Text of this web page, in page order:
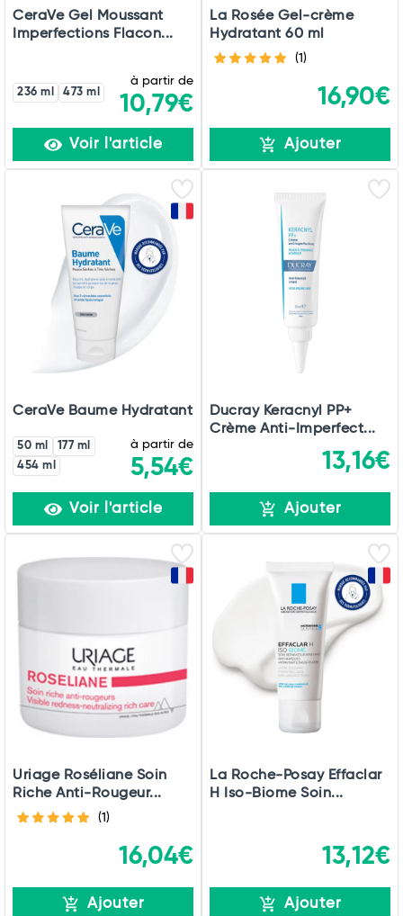
CeraVe Gel Moussant
Imperfections Flacon...
236 ml 473 ml
à partir de
10,79€
Voir l'article
La Rosée Gel-crème
Hydratant 60 ml
(1)
16,90€
Ajouter
CeraVe Baume Hydratant
50 ml
177 ml
454 ml
à partir de
5,54€
Voir l'article
Ducray Keracnyl PP+
Crème Anti-Imperfect...
13,16€
Ajouter
Uriage Roséliane Soin
Riche Anti-Rougeur...
(1)
16,04€
Ajouter
La Roche-Posay Effaclar
H Iso-Biome Soin...
13,12€
Ajouter